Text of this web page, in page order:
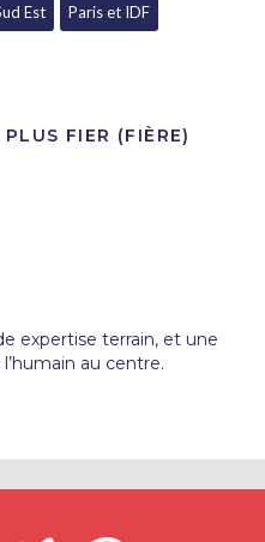
Est Paris et IDF
FIER (FIÈRE)
expertise terrain, et une
au centre.